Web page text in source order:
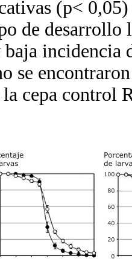
(p<
de
incidencia
se
cepa control